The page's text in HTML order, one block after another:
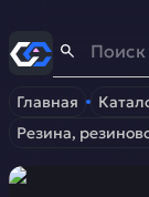
Спец-Страж-
Главная
Резина,